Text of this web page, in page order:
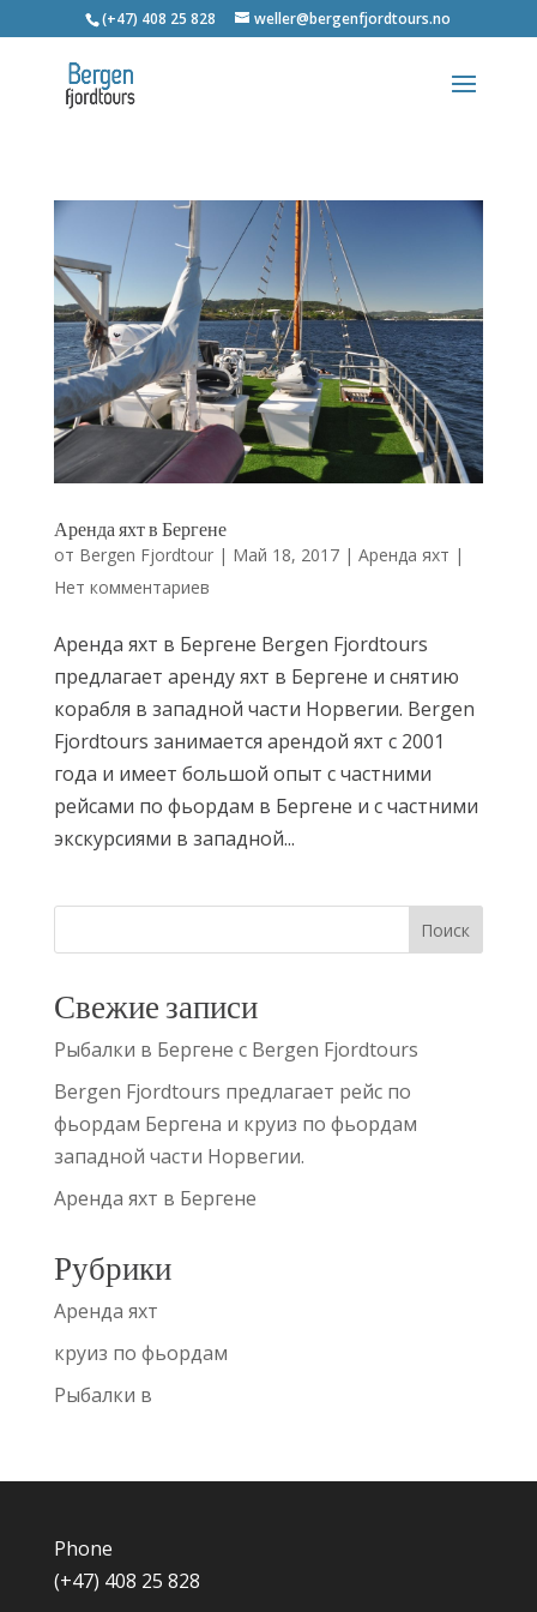
(+47) 408 25 828 weller@bergenfjordtours.no
Аренда яхт в Бергене
от Bergen Fjordtour| Май 18, 2017| Аренда яхт |
Нет комментариев
Аренда яхт в Бергене Bergen Fjordtours
предлагает аренду яхт в Бергене и снятию
корабля в западной части Норвегии. Bergen
Fjordtours занимается арендой яхт с 2001
года и имеет большой опыт с частними
рейсами по фьордам в Бергене и с частними
экскурсиями в западной...
Свежие записи
Рыбалки в Бергене с Bergen Fjordtours
Bergen Fjordtours предлагает рейс по
фьордам Бергена и круиз по фьордам
западной части Норвегии.
Аренда яхт в Бергене
Рубрики
Аренда яхт
круиз по фьордам
Рыбалки в
Phone
(+47) 408 25 828